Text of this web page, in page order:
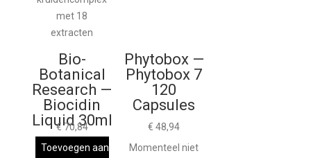
Bio-
Botanical
Research —
Biocidin
Liquid 30ml
€70,84
Toevoegen aan
Phytobox —
Phytobox 7
120
Capsules
€ 48,94
Momenteel niet